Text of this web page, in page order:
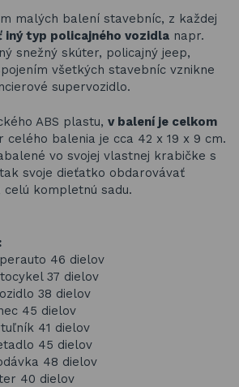
malých balení stavebníc, z každej
typ policajného vozidla napr.
snežný skúter, policajný jeep,
všetkých stavebníc vznikne
supervozidlo.
ABS plastu, v balení je celkom
celého balenia je cca 42 x 19 x 9 cm.
vo svojej vlastnej krabičke s
svoje dieťatko obdarovávať
celú kompletnú sadu.
46 dielov
37 dielov
38 dielov
45 dielov
41 dielov
45 dielov
48 dielov
40 dielov